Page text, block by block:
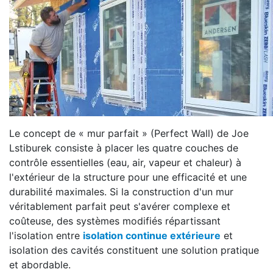
Le concept de « mur parfait » (Perfect Wall) de Joe
Lstiburek consiste à placer les quatre couches de
contrôle essentielles (eau, air, vapeur et chaleur) à
l'extérieur de la structure pour une efficacité et une
durabilité maximales. Si la construction d'un mur
véritablement parfait peut s'avérer complexe et
coûteuse, des systèmes modifiés répartissant
l'isolation entre isolation continue extérieure et
isolation des cavités constituent une solution pratique
et abordable.